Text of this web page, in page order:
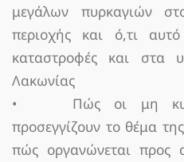
μεγάλων πυρκαγιών
περιοχής και ό,τι
καταστροφές και στα
Λακωνίας
• Πώς οι μη
προσεγγίζουν το θέμα
πώς οργανώνεται προς